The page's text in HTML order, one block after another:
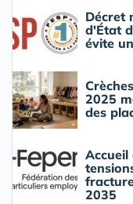
Décret
d'État
évite
2025
des
Accueil
2035